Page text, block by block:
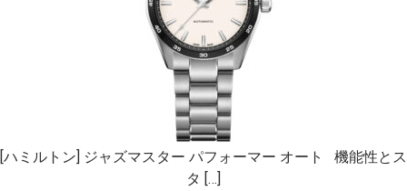
[ハミルトン] ジャズマスター パフォーマー オート 機能性とス
タ […]